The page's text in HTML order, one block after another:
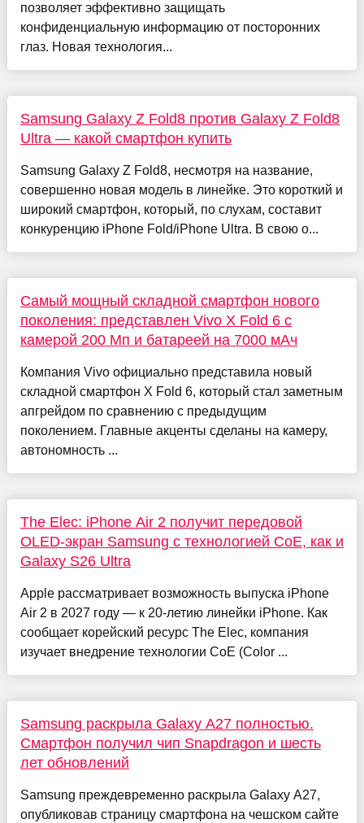
позволяет эффективно защищать
конфиденциальную информацию от посторонних
глаз. Новая технология...
Samsung Galaxy Z Fold8 против Galaxy Z Fold8
Ultra — какой смартфон купить
Samsung Galaxy Z Fold8, несмотря на название,
совершенно новая модель в линейке. Это короткий и
широкий смартфон, который, по слухам, составит
конкуренцию iPhone Fold/iPhone Ultra. В свою о...
Самый мощный складной смартфон нового
поколения: представлен Vivo X Fold 6 с
камерой 200 Мп и батареей на 7000 мАч
Компания Vivo официально представила новый
складной смартфон X Fold 6, который стал заметным
апгрейдом по сравнению с предыдущим
поколением. Главные акценты сделаны на камеру,
автономность ...
The Elec: iPhone Air 2 получит передовой
OLED-экран Samsung с технологией CoE, как и
Galaxy S26 Ultra
Apple рассматривает возможность выпуска iPhone
Air 2 в 2027 году — к 20-летию линейки iPhone. Как
сообщает корейский ресурс The Elec, компания
изучает внедрение технологии CoE (Color ...
Samsung раскрыла Galaxy A27 полностью.
Смартфон получил чип Snapdragon и шесть
лет обновлений
Samsung преждевременно раскрыла Galaxy A27,
опубликовав страницу смартфона на чешском сайте